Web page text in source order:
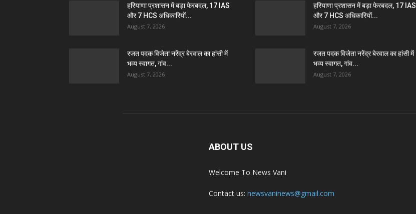
हरियाणा प्रशासन में बड़ा फेरबदल, 17 IAS
और 7 HCS अधिकारियों...
August 7, 2026
रजत पदक विजेता नरेंद्र बेरवाल का हांसी में
भव्य स्वागत, गांव...
August 7, 2026
हरियाणा प्रशासन में बड़ा फेरबदल, 17 IAS
और 7 HCS अधिकारियों...
August 7, 2026
रजत पदक विजेता नरेंद्र बेरवाल का हांसी में
भव्य स्वागत, गांव...
August 7, 2026
ABOUT US
Welcome To News Vani
Contact us: newsvaninews@gmail.com